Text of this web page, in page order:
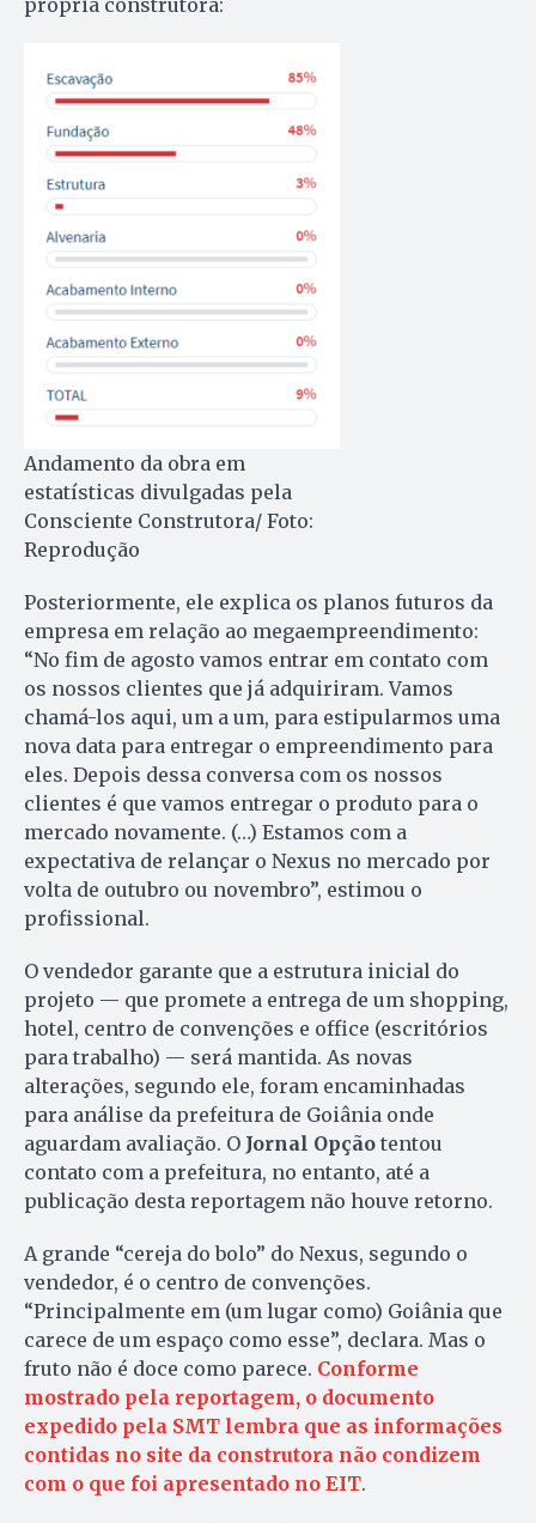
própria construtora:
Andamento da obra em
estatísticas divulgadas pela
Consciente Construtora/ Foto:
Reprodução
Posteriormente, ele explica os planos futuros da
empresa em relação ao megaempreendimento:
“No fim de agosto vamos entrar em contato com
os nossos clientes que já adquiriram. Vamos
chamá-los aqui, um a um, para estipularmos uma
nova data para entregar o empreendimento para
eles. Depois dessa conversa com os nossos
clientes é que vamos entregar o produto para o
mercado novamente. (…) Estamos com a
expectativa de relançar o Nexus no mercado por
volta de outubro ou novembro”, estimou o
profissional.
O vendedor garante que a estrutura inicial do
projeto — que promete a entrega de um shopping,
hotel, centro de convenções e office (escritórios
para trabalho) — será mantida. As novas
alterações, segundo ele, foram encaminhadas
para análise da prefeitura de Goiânia onde
aguardam avaliação. O Jornal Opção tentou
contato com a prefeitura, no entanto, até a
publicação desta reportagem não houve retorno.
A grande “cereja do bolo” do Nexus, segundo o
vendedor, é o centro de convenções.
“Principalmente em (um lugar como) Goiânia que
carece de um espaço como esse”, declara. Mas o
fruto não é doce como parece. Conforme
mostrado pela reportagem, o documento
expedido pela SMT lembra que as informações
contidas no site da construtora não condizem
com o que foi apresentado no EIT.